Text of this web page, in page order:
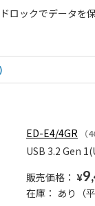
ロックでデータを
ED-E4/4GR （
USB 3.2 Gen
販売価格： ¥
在庫： あり（